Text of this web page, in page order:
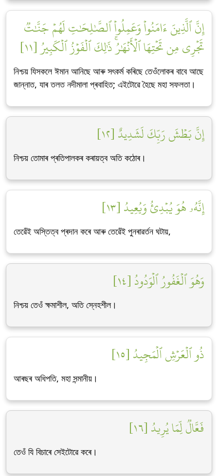
إِنَّ ٱلَّذِينَ ءَامَنُواْ وَعَمِلُواْ ٱلصَّٰلِحَٰتِ لَهُمۡ جَنَّٰتٞ
تَجۡرِي مِن تَحۡتِهَا ٱلۡأَنۡهَٰرُۚ ذَٰلِكَ ٱلۡفَوۡزُ ٱلۡكَبِيرُ [١١]
নিশ্চয় যিসকলে ঈমান আনিছে আৰু সৎকৰ্ম কৰিছে তেওঁলোকৰ বাবে আছে
জান্নাত, যাৰ তলত নদীমালা প্ৰবাহিত; এইটোৱে হৈছে মহা সফলতা।
إِنَّ بَطۡشَ رَبِّكَ لَشَدِيدٌ [١٢]
নিশ্চয় তোমাৰ প্ৰতিপালকৰ কৰায়ত্ব অতি কঠোৰ।
إِنَّهُۥ هُوَ يُبۡدِئُ وَيُعِيدُ [١٣]
তেৱেঁই অস্তিত্ব প্ৰদান কৰে আৰু তেৱেঁই পুনৰাৱৰ্তন ঘটায়,
وَهُوَ ٱلۡغَفُورُ ٱلۡوَدُودُ [١٤]
নিশ্চয় তেওঁ ক্ষমাশীল, অতি স্নেহশীল।
ذُو ٱلۡعَرۡشِ ٱلۡمَجِيدُ [١٥]
আৰছৰ অধিপতি, মহা সন্মানীয়।
فَعَّالٞ لِّمَا يُرِيدُ [١٦]
তেওঁ যি বিচাৰে সেইটোৱে কৰে।